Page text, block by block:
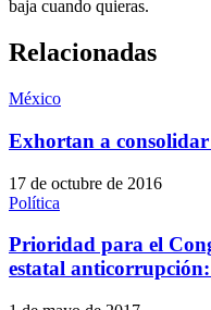
baja cuando quieras.
Relacionadas
México
Exhortan a consolidar
17 de octubre de 2016
Política
Prioridad para el
estatal